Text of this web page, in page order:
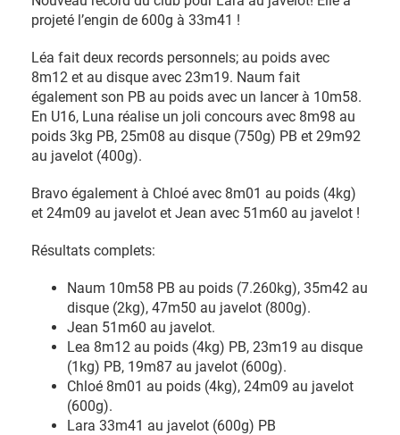
projeté l’engin de 600g à 33m41 !
Léa fait deux records personnels; au poids avec
8m12 et au disque avec 23m19. Naum fait
également son PB au poids avec un lancer à 10m58.
En U16, Luna réalise un joli concours avec 8m98 au
poids 3kg PB, 25m08 au disque (750g) PB et 29m92
au javelot (400g).
Bravo également à Chloé avec 8m01 au poids (4kg)
et 24m09 au javelot et Jean avec 51m60 au javelot !
Résultats complets:
Naum 10m58 PB au poids (7.260kg), 35m42 au
disque (2kg), 47m50 au javelot (800g).
Jean 51m60 au javelot.
Lea 8m12 au poids (4kg) PB, 23m19 au disque
(1kg) PB, 19m87 au javelot (600g).
Chloé 8m01 au poids (4kg), 24m09 au javelot
(600g).
Lara 33m41 au javelot (600g) PB